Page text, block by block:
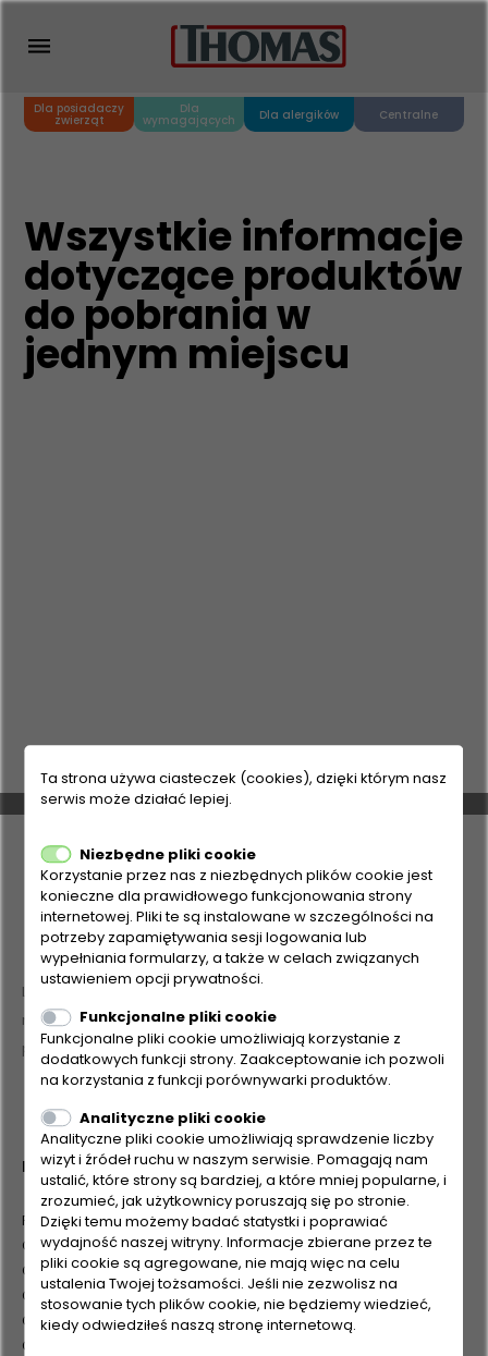
Dla posiadaczy
zwierząt
Dla
wymagających Dla alergików Centralne
Wszystkie informacje
dotyczące produktów
do pobrania w
jednym miejscu
Lata tradycji w połączeniu z nowoczesnymi technologiami i
niemiecką jakością w walce z codziennością - czysta
przyjemność!
Produkty
Produkty
Odkurzacze z filtrem wodnym
Odkurzacze piorące z filtrem wodnym
Odkurzacze hybrydowe
Odkurzacze hybrydowe piorące
Odkurzacze pionowe
Ta strona używa ciasteczek (cookies), dzięki którym nasz
serwis może działać lepiej.
Niezbędne pliki cookie
Korzystanie przez nas z niezbędnych plików cookie jest
konieczne dla prawidłowego funkcjonowania strony
internetowej. Pliki te są instalowane w szczególności na
potrzeby zapamiętywania sesji logowania lub
wypełniania formularzy, a także w celach związanych
ustawieniem opcji prywatności.
Funkcjonalne pliki cookie
Funkcjonalne pliki cookie umożliwiają korzystanie z
dodatkowych funkcji strony. Zaakceptowanie ich pozwoli
na korzystania z funkcji porównywarki produktów.
Analityczne pliki cookie
Analityczne pliki cookie umożliwiają sprawdzenie liczby
wizyt i źródeł ruchu w naszym serwisie. Pomagają nam
ustalić, które strony są bardziej, a które mniej popularne, i
zrozumieć, jak użytkownicy poruszają się po stronie.
Dzięki temu możemy badać statystki i poprawiać
wydajność naszej witryny. Informacje zbierane przez te
pliki cookie są agregowane, nie mają więc na celu
ustalenia Twojej tożsamości. Jeśli nie zezwolisz na
stosowanie tych plików cookie, nie będziemy wiedzieć,
kiedy odwiedziłeś naszą stronę internetową.